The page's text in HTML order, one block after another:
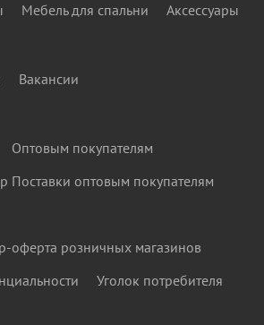
Мебель для спальни Аксессуары
Вакансии
Оптовым покупателям
Поставки оптовым покупателям
оферта розничных магазинов
Уголок потребителя